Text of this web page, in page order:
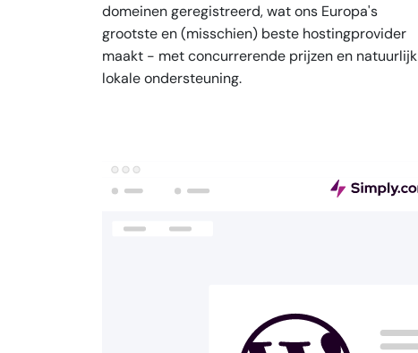
domeinen geregistreerd, wat ons Europa's
grootste en (misschien) beste hostingprovider
maakt - met concurrerende prijzen en natuurlijk
lokale ondersteuning.